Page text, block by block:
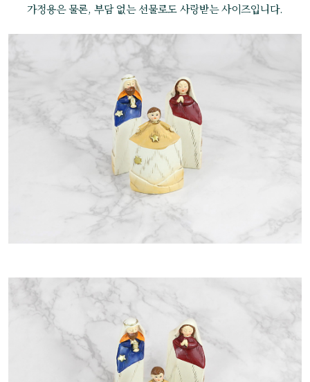
가정용은 물론, 부담 없는 선물로도 사랑받는 사이즈입니다.